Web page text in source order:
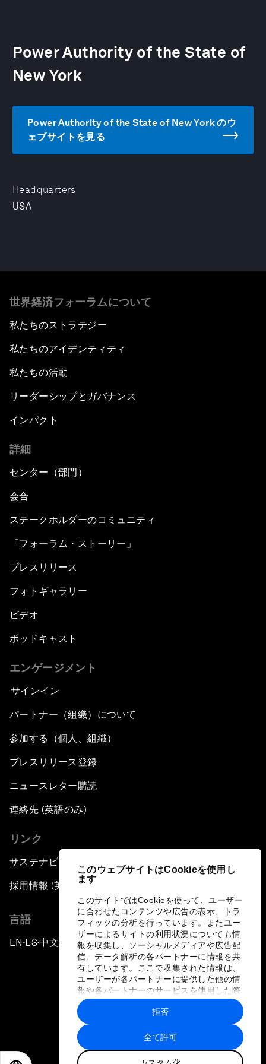
このウェブサイトはCookieを使用し
ます
このサイトではCookieを使って、ユーザー
に合わせたコンテンツや広告の表示、トラ
フィックの分析を行っています。またユー
ザーによるサイトの利用状況についても情
報を収集し、ソーシャルメディアや広告配
信、データ解析の各パートナーに情報を共
有しています。ここで収集された情報は、
ユーザーが各パートナーに提供した他の情
報や各パートナーのサービスを使用した際
に収集された情報と組み合わされ、各パー
トナーによって使用されることがありま
す。
全て許可
拒否
Headquarters
USA
Power Authority of the State of
New York
Power Authority of the State of New York のウ
ェブサイトを見る
世界経済フォーラムについて
私たちのストラテジー
私たちのアイデンティティ
私たちの活動
リーダーシップとガバナンス
インパクト
詳細
センター（部門）
会合
ステークホルダーのコミュニティ
「フォーラム・ストーリー」
プレスリリース
フォトギャラリー
ビデオ
ポッドキャスト
エンゲージメント
サインイン
パートナー（組織）について
参加する（個人、組織）
プレスリリース登録
ニュースレター購読
連絡先 (英語のみ)
リンク
サステナビリティへの取り組み
採用情報 (英語のみ)
言語
EN ▪ES▪中文▪ 日本語
プライバシーポリシーと利用規約
サイトマップ